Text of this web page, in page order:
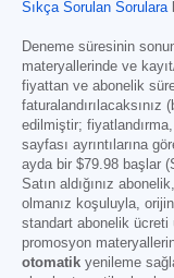
Sıkça Sorulan Sorulara
Deneme süresinin
materyallerinde ve
fiyattan ve abonelik
faturalandırılacaksınız
edilmiştir;
sayfası ayrıntılarına
ayda bir $79.98 başlar
Satın aldığınız
olmanız koşuluyla,
standart abonelik ücreti
promosyon
otomatik yenileme